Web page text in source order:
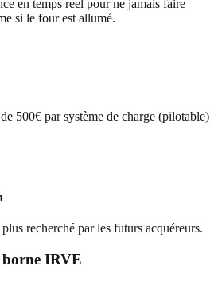
en temps réel pour ne jamais faire
si le four est allumé.
500€ par système de charge (pilotable)
recherché par les futurs acquéreurs.
IRVE